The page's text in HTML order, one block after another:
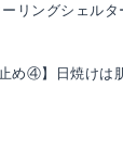
リングシェルタ
止め④】日焼けは